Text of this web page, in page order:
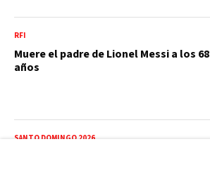
RFI
Muere el padre de Lionel Messi a los 68
años
SANTO DOMINGO 2026